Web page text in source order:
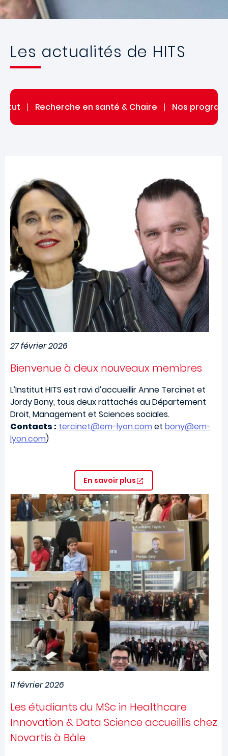
Les actualités de HITS
| Recherche en santé & Chaire | Nos
27 février 2026
Bienvenue à deux nouveaux membres
L’Institut HITS est ravi d’accueillir Anne Tercinet et
Jordy Bony, tous deux rattachés au Département
Droit, Management et Sciences sociales.
Contacts : tercinet@em-lyon.comet bony@em-
lyon.com)
En savoir plus
Image
11 février 2026
Les étudiants du MSc in Healthcare
Innovation & Data Science accueillis chez
Novartis à Bâle